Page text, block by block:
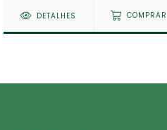
DETALHES COMPRAR